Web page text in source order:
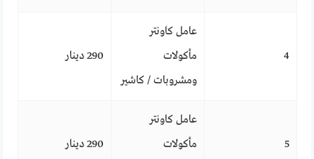
4
عامل كاونتر
مأكولات
ومشروبات / كاشير
290 دينار
5
عامل كاونتر
مأكولات
290 دينار